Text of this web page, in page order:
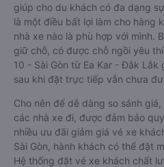
giúp cho du khách có đa dạng
là một điều bất lợi làm cho hàng
nhà xe nào là phù hợp với mình.
giữ chỗ, có được chỗ ngồi yêu
10 - Sài Gòn từ Ea Kar - Đắk
sau khi đặt trực tiếp vẫn chưa
Cho nên để dễ dàng so sánh
các nhà xe đi, được đảm bảo
nhiều ưu đãi giảm giá vé xe
Sài Gòn, hành khách có thể đặt
Hệ thống đặt vé xe khách chất